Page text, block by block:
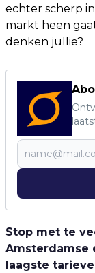
echter scherp
markt heen
denken jullie?
Stop met te
Amsterdamse
laagste